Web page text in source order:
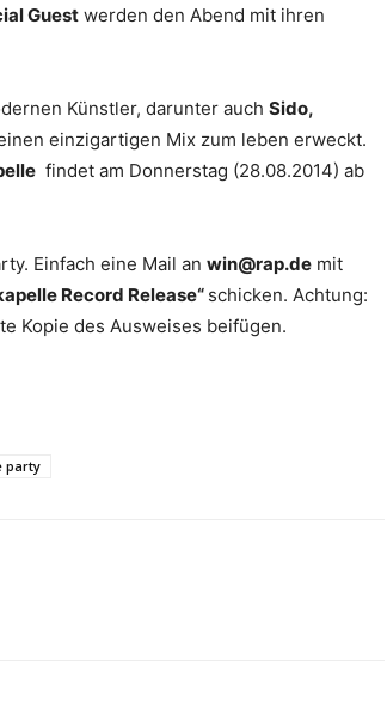
Guest werden den Abend mit ihren
Künstler, darunter auch Sido,
einzigartigen Mix zum leben erweckt.
findet am Donnerstag (28.08.2014) ab
Einfach eine Mail an win@rap.de mit
Record Release“ schicken. Achtung:
Kopie des Ausweises beifügen.
party